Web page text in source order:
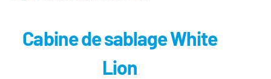
Cabine de sablage White
Lion